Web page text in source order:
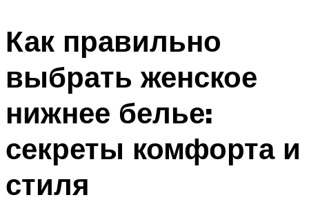
Как правильно
выбрать женское
нижнее белье:
секреты комфорта и
стиля